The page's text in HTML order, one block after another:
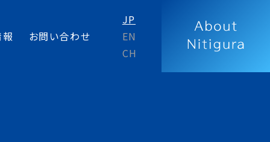
お問い合わせ
JP
EN
CH